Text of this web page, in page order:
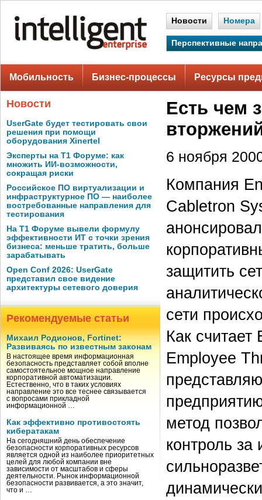
Новости Номера
Перспективные
Мобильность Бизнес-процессы Ресурсы
Новости
UserGate будет тестировать свои
решения при помощи
оборудования Xinertel
Эксперты на Т1 Форуме: как
множить ИИ-возможности,
сокращая риски
Российское ПО виртуализации и
инфраструктурное ПО — наиболее
востребованные направления для
тестирования
На Т1 Форуме вывели формулу
эффективности ИТ с точки зрения
бизнеса: меньше тратить, больше
зарабатывать
Open Conf 2026: UserGate
представил свое видение
архитектуры сетевого доверия
Рекомендуемые статьи
Михаил Родионов, Fortinet:
Развиваясь по известным законам
В настоящее время информационная
безопасность представляет собой вполне
самостоятельное мощное направление
корпоративной автоматизации.
Естественно, что в таких условиях
направление это все теснее связывается
с вопросами прикладной
информационной …
Как эффективно противостоять
кибератакам
На сегодняшний день обеспечение
безопасности корпоративных ресурсов
является одной из наиболее приоритетных
целей для любой компании вне
зависимости от масштабов и сферы
деятельности. Рынок информационной
безопасности развивается, а это значит,
что и …
Есть чем
6 ноября
Компания
Cabletron
защитить
сети
Как
Employee
метод
контроль за